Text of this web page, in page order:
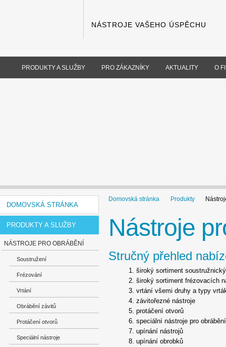
NÁSTROJE VAŠEHO ÚSPĚCHU
PRODUKTY A SLUŽBY PRO ZÁKAZNÍKY AKTUALITY O
DOMOVSKÁ STRÁNKA
PRODUKTY A SLUŽBY
NÁSTROJE PRO OBRÁBĚNÍ
Soustružení
Frézování
Vrtání
Obrábění závitů
Protáčení otvorů
Speciální nástroje
Domovská stránka Produkty
Nástroje
Stručný přehled
široký sortiment
široký sortiment frézovacích
vrtání všemi druhy a typy
závitořezné nástroje
protáčení otvorů
speciální nástroje pro obrábění
upínání nástrojů
upínání obrobků